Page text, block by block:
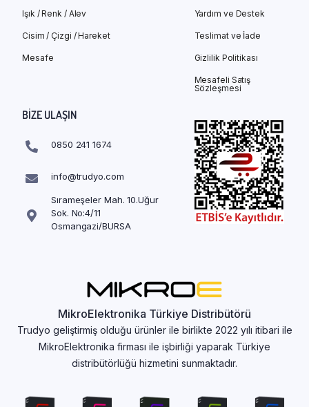
Işık / Renk / Alev
Cisim / Çizgi / Hareket
Mesafe
Yardım ve Destek
Teslimat ve İade
Gizlilik Politikası
Mesafeli Satış
Sözleşmesi
BIZE ULAŞIN
0850 241 1674
info@trudyo.com
Sırameşeler Mah. 10.Uğur
Sok. No:4/11
Osmangazi/BURSA
MikroElektronika Türkiye Distribütörü
Trudyo geliştirmiş olduğu ürünler ile birlikte 2022 yılı itibari ile
MikroElektronika firması ile işbirliği yaparak Türkiye
distribütörlüğü hizmetini sunmaktadır.